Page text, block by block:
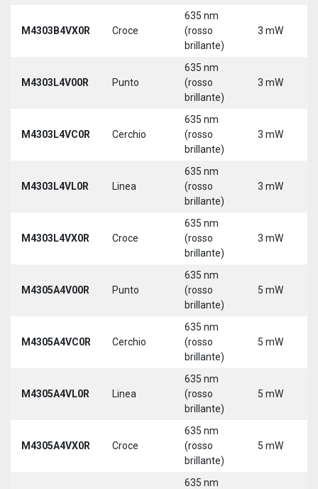
M4303B4VX0R Croce
635 nm
(rosso
brillante)
3 mW
M4303L4V00R Punto
635 nm
(rosso
brillante)
3 mW
M4303L4VC0R Cerchio
635 nm
(rosso
brillante)
3 mW
M4303L4VL0R Linea
635 nm
(rosso
brillante)
3 mW
M4303L4VX0R Croce
635 nm
(rosso
brillante)
3 mW
M4305A4V00R Punto
635 nm
(rosso
brillante)
5 mW
M4305A4VC0R Cerchio
635 nm
(rosso
brillante)
5 mW
M4305A4VL0R Linea
635 nm
(rosso
brillante)
5 mW
M4305A4VX0R Croce
635 nm
(rosso
brillante)
5 mW
635 nm